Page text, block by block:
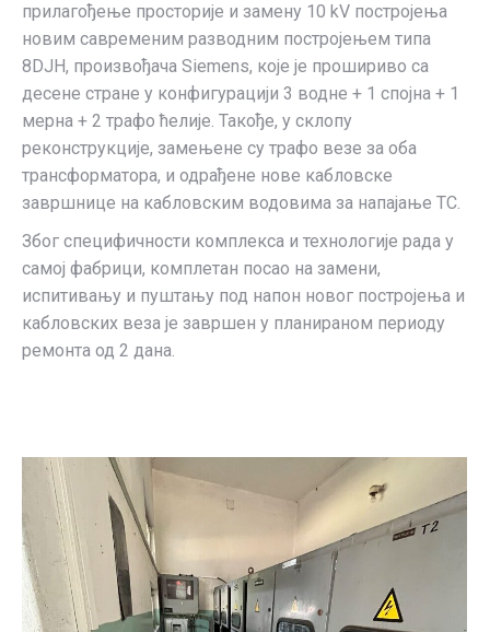
прилагођење просторије и замену 10 kV постројења
новим савременим разводним постројењем типа
8DJH, произвођача Siemens, које је прошириво са
десене стране у конфигурацији 3 водне + 1 спојна + 1
мерна + 2 трафо ћелије. Такође, у склопу
реконструкције, замењене су трафо везе за оба
трансформатора, и одрађене нове кабловске
завршнице на кабловским водовима за напајање ТС.
Због специфичности комплекса и технологије рада у
самој фабрици, комплетан посао на замени,
испитивању и пуштању под напон новог постројења и
кабловских веза је завршен у планираном периоду
ремонта од 2 дана.